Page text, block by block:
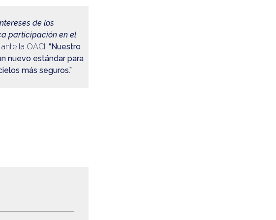
de los
participación en el
la OACI. “Nuestro
nuevo estándar para
más seguros.”